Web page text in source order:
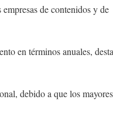
de contenidos y de
en términos anuales,
debido a que los mayores